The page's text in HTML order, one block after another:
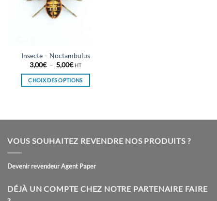
Insecte – Noctambulus
3,00€ – 5,00€Plage
prix :
3,00€
HT
CHOIX DES OPTIONS
plusieurs
Les
peuvent
sur
VOUS SOUHAITEZ REVENDRE NOS PRODUITS ?
Devenir revendeur Agent Paper
DÉJÀ UN COMPTE CHEZ NOTRE PARTENAIRE FAIRE